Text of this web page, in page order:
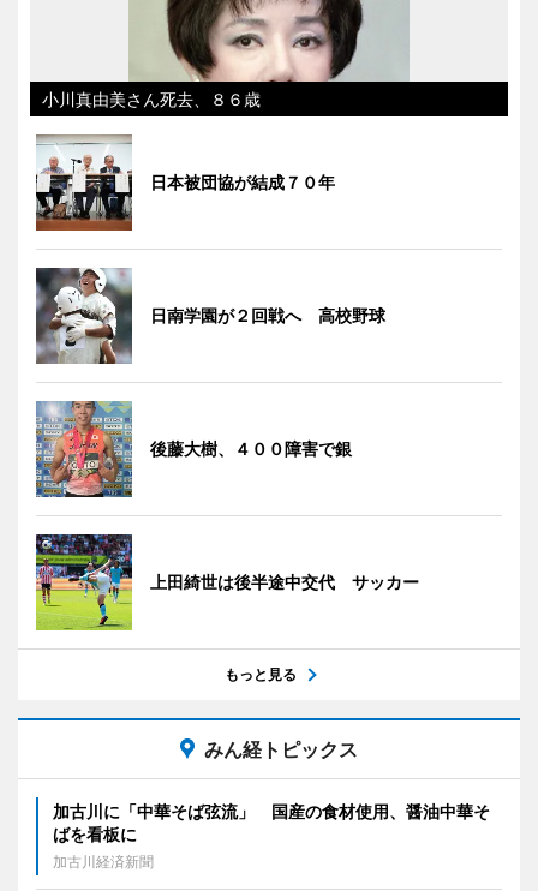
小川真由美さん死去、８６歳
日本被団協が結成７０年
日南学園が２回戦へ 高校野球
後藤大樹、４００障害で銀
上田綺世は後半途中交代 サッカー
もっと見る
みん経トピックス
加古川に「中華そば弦流」 国産の食材使用、醤油中華そ
ばを看板に
加古川経済新聞